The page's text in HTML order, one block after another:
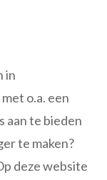
in
o.a. een
aan te bieden
te maken?
deze website